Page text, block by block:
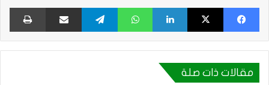
فيسبوك X لينكدإن واتساب تيلقرام مشاركة عبر البريد
مقالات ذات صلة